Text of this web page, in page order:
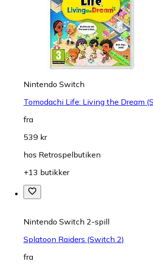
Nintendo Switch
Tomodachi Life: Living the Dream
fra
539 kr
hos Retrospelbutiken
+13 butikker
Nintendo Switch 2-spill
Splatoon Raiders (Switch 2)
fra